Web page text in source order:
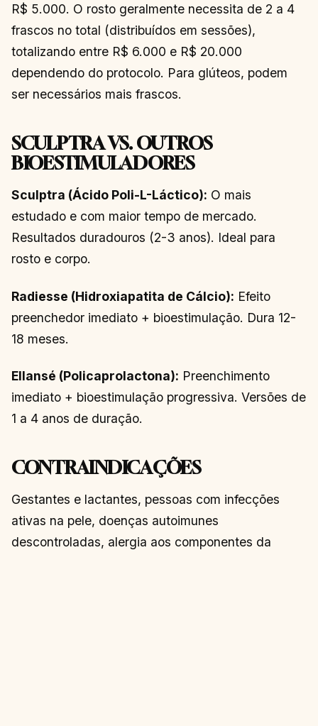
R$ 5.000. O rosto geralmente necessita de 2 a 4
frascos no total (distribuídos em sessões),
totalizando entre R$ 6.000 e R$ 20.000
dependendo do protocolo. Para glúteos, podem
ser necessários mais frascos.
SCULPTRA VS. OUTROS
BIOESTIMULADORES
Sculptra (Ácido Poli-L-Láctico): O mais
estudado e com maior tempo de mercado.
Resultados duradouros (2-3 anos). Ideal para
rosto e corpo.
Radiesse (Hidroxiapatita de Cálcio): Efeito
preenchedor imediato + bioestimulação. Dura 12-
18 meses.
Ellansé (Policaprolactona): Preenchimento
imediato + bioestimulação progressiva. Versões de
1 a 4 anos de duração.
CONTRAINDICAÇÕES
Gestantes e lactantes, pessoas com infecções
ativas na pele, doenças autoimunes
descontroladas, alergia aos componentes da